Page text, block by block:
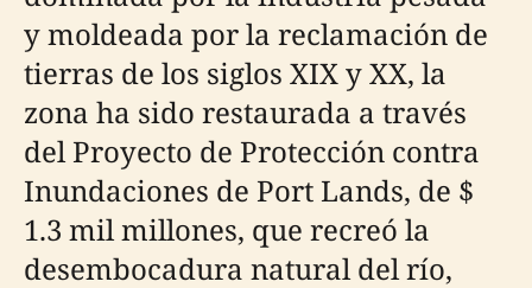
y moldeada por la reclamación de
tierras de los siglos XIX y XX, la
zona ha sido restaurada a través
del Proyecto de Protección contra
Inundaciones de Port Lands, de $
1.3 mil millones, que recreó la
desembocadura natural del río,